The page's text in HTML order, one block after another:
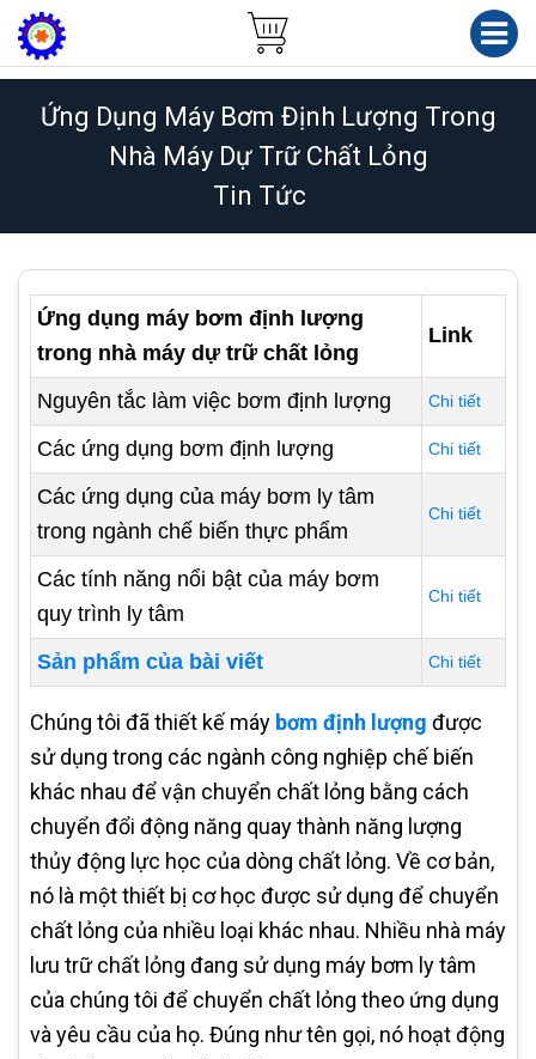
Ứng Dụng Máy Bơm Định Lượng Trong
Nhà Máy Dự Trữ Chất Lỏng
Tin Tức
Ứng dụng máy bơm định lượng
trong nhà máy dự trữ chất lỏng
Link
Nguyên tắc làm việc bơm định lượng Chi tiết
Các ứng dụng bơm định lượng Chi tiết
Các ứng dụng của máy bơm ly tâm
trong ngành chế biến thực phẩm
Chi tiết
Các tính năng nổi bật của máy bơm
quy trình ly tâm
Chi tiết
Sản phẩm của bài viết Chi tiết
Chúng tôi đã thiết kế máy bơm định lượng được
sử dụng trong các ngành công nghiệp chế biến
khác nhau để vận chuyển chất lỏng bằng cách
chuyển đổi động năng quay thành năng lượng
thủy động lực học của dòng chất lỏng. Về cơ bản,
nó là một thiết bị cơ học được sử dụng để chuyển
chất lỏng của nhiều loại khác nhau. Nhiều nhà máy
lưu trữ chất lỏng đang sử dụng máy bơm ly tâm
của chúng tôi để chuyển chất lỏng theo ứng dụng
và yêu cầu của họ. Đúng như tên gọi, nó hoạt động